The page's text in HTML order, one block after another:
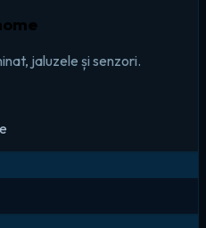
jaluzele și senzori.